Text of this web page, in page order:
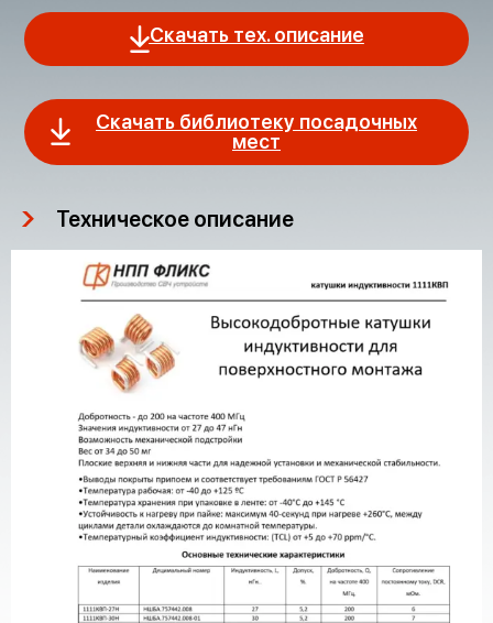
Скачать тех. описание
Скачать библиотеку посадочных
мест
Техническое описание